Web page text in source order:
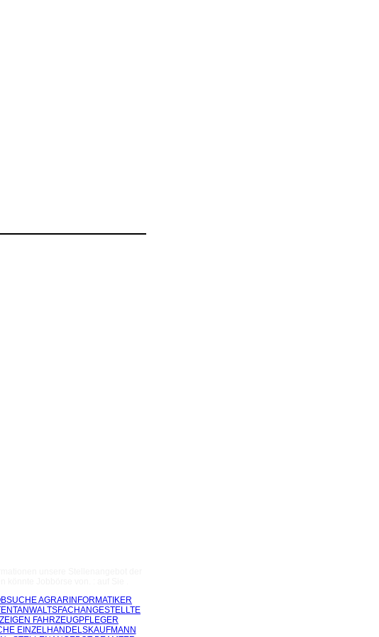
AGRARINFORMATIKER
FAHRZEUGPFLEGER
EINZELHANDELSKAUFMANN